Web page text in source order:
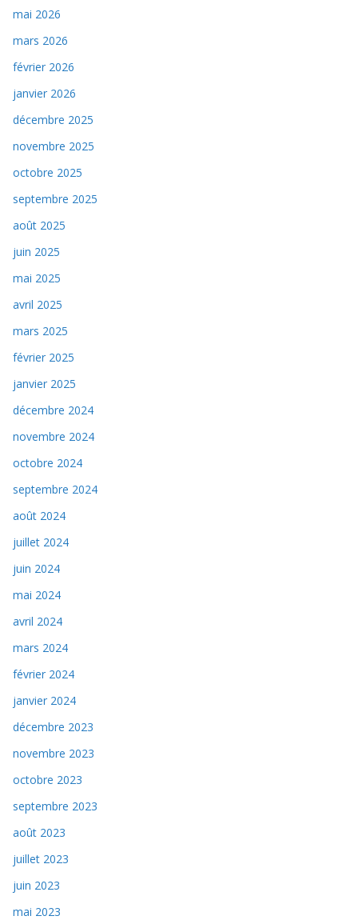
mai 2026
mars 2026
février 2026
janvier 2026
décembre 2025
novembre 2025
octobre 2025
septembre 2025
août 2025
juin 2025
mai 2025
avril 2025
mars 2025
février 2025
janvier 2025
décembre 2024
novembre 2024
octobre 2024
septembre 2024
août 2024
juillet 2024
juin 2024
mai 2024
avril 2024
mars 2024
février 2024
janvier 2024
décembre 2023
novembre 2023
octobre 2023
septembre 2023
août 2023
juillet 2023
juin 2023
mai 2023